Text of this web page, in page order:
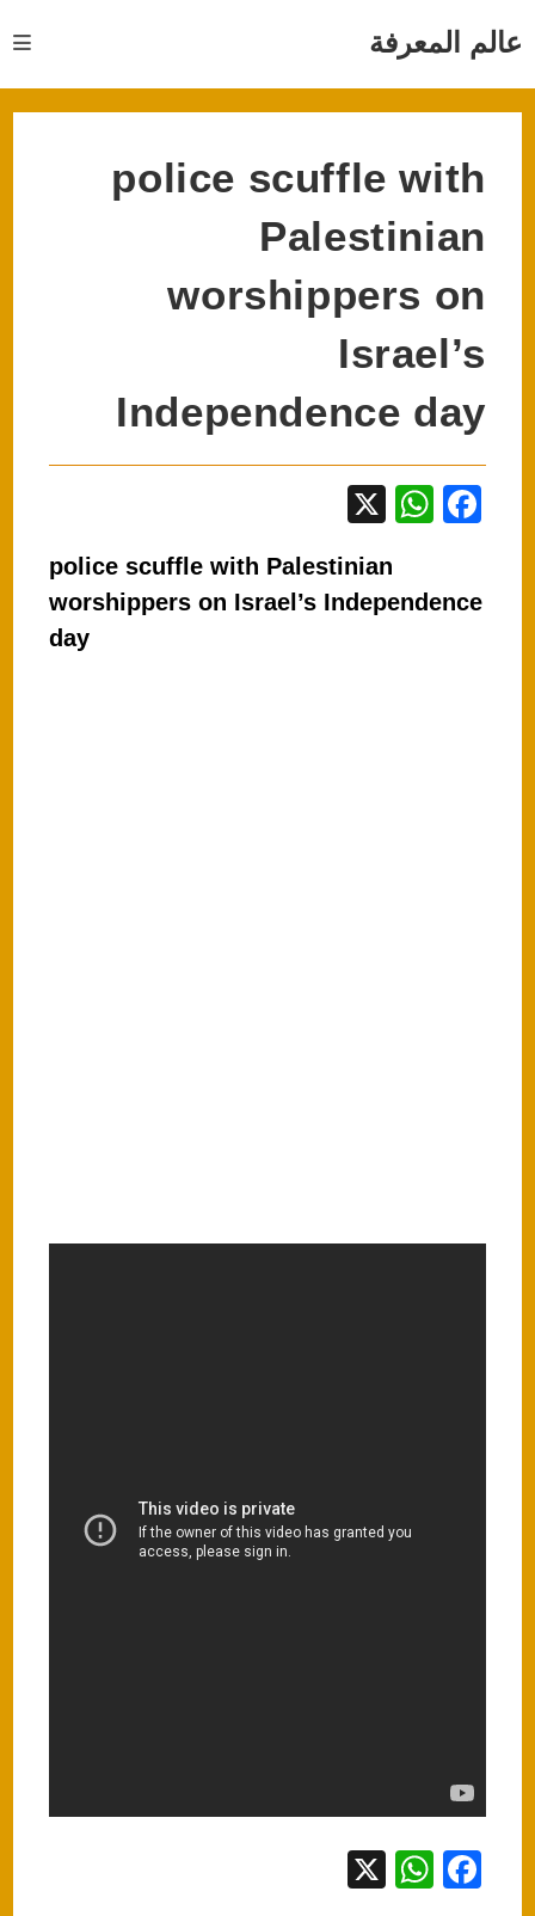
عالم المعرفة
police scuffle with
Palestinian
worshippers on
Israel’s
Independence day
F
e
W
at
s
police scuffle with Palestinian
worshippers on Israel’s Independence
day
F
W